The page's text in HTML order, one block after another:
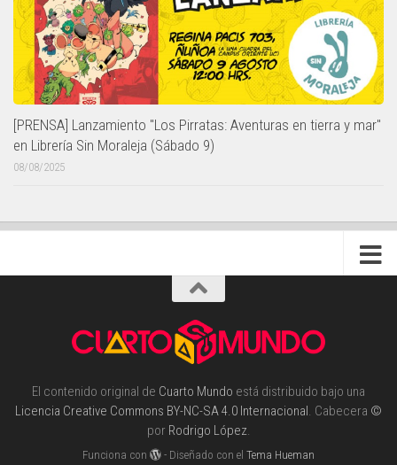
[PRENSA] Lanzamiento "Los Pirratas: Aventuras en tierra y mar"
en Librería Sin Moraleja (Sábado 9)
08/08/2025
El contenido original de Cuarto Mundo está distribuido bajo una
Licencia Creative Commons BY-NC-SA 4.0 Internacional. Cabecera ©
por Rodrigo López.
Funciona con - Diseñado con elTema Hueman